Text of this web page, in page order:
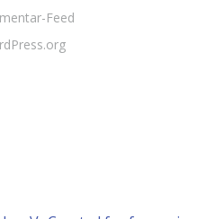
Feed